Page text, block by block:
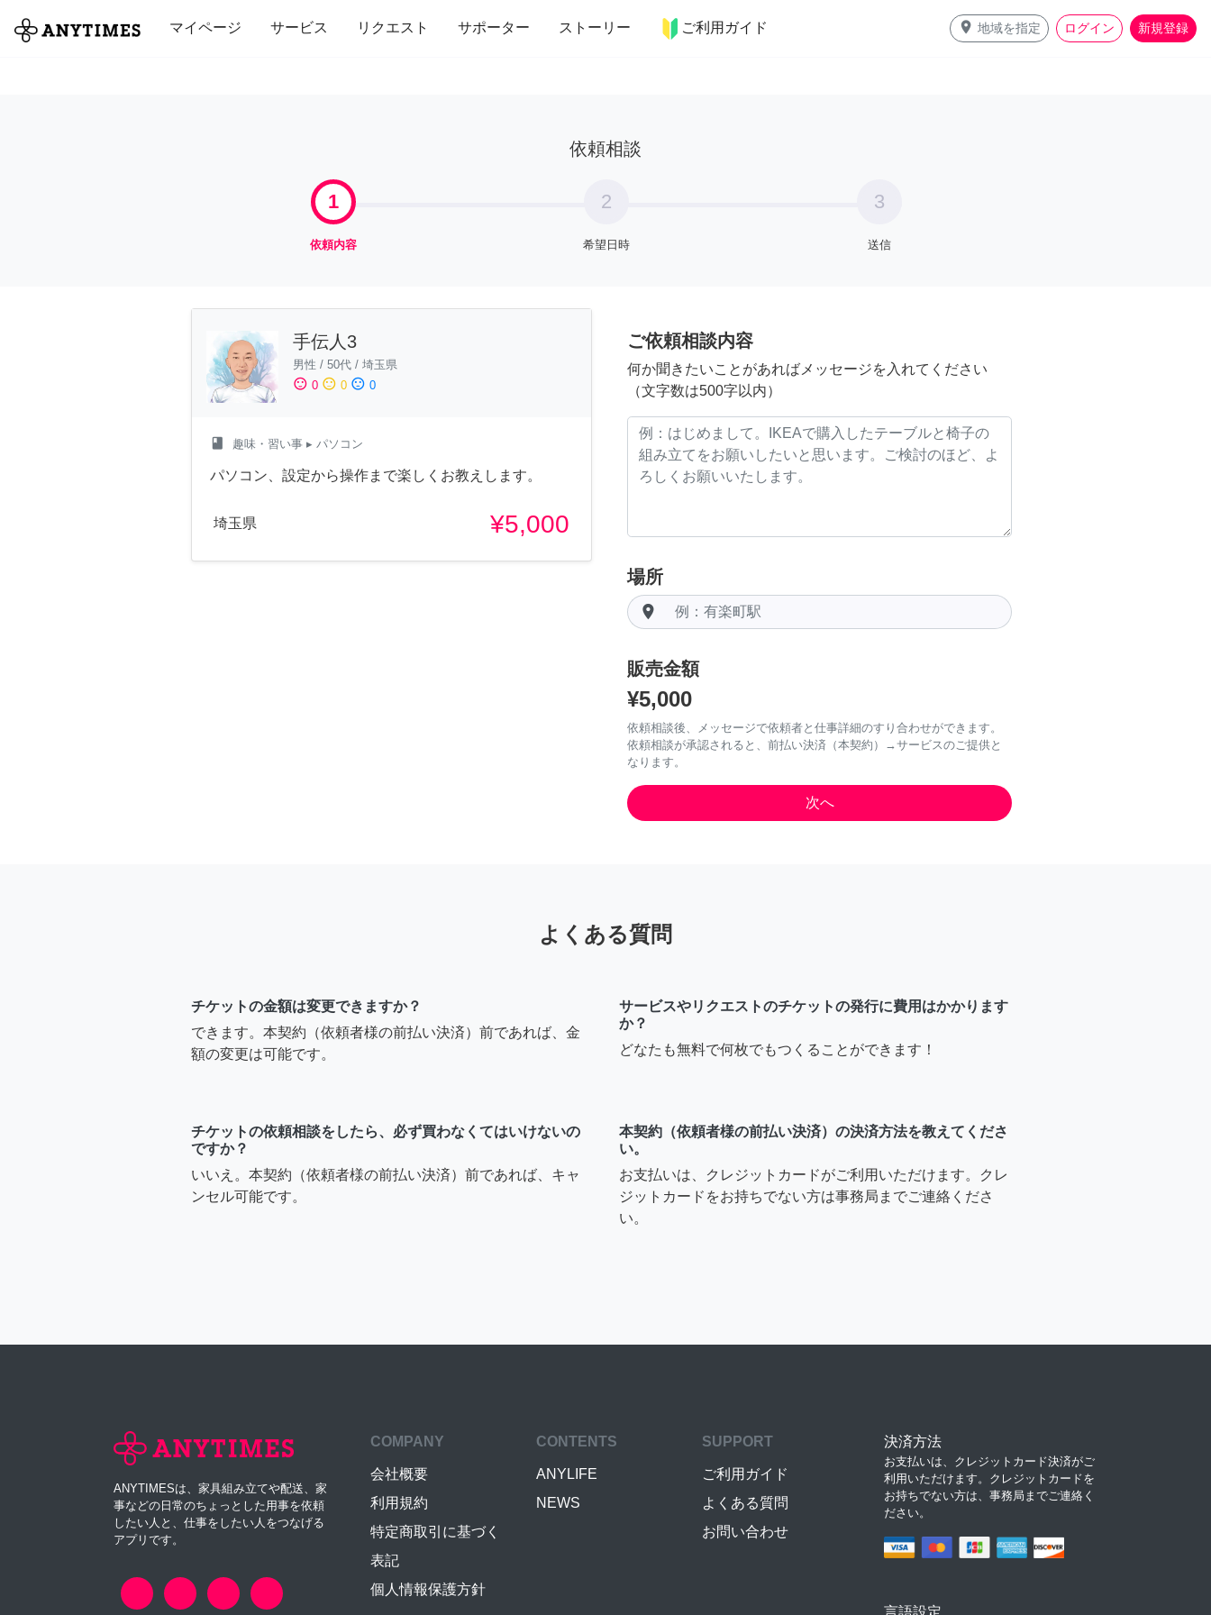
マイページ サービス リクエスト サポーター ストーリー ご利用ガイド place 地域を指定 ログイン 新規登録
全て 修理・組立 家事 引っ越し インテリア 趣味・習い事 ペット 料理
依頼相談
1
依頼内容
2
希望日時
3
送信
手伝人3
男性 / 50代 / 埼玉県
sentiment_satisfied 0 sentiment_neutral 0 sentiment_dissatisfied 0
class 趣味・習い事 ▸ パソコン
パソコン、設定から操作まで楽しくお教えします。
埼玉県 ¥5,000
ご依頼相談内容
何か聞きたいことがあればメッセージを入れてください
（文字数は500字以内）
場所
room
販売金額
¥5,000
依頼相談後、メッセージで依頼者と仕事詳細のすり合わせができます。
依頼相談が承認されると、前払い決済（本契約）→サービスのご提供と
なります。
よくある質問
チケットの金額は変更できますか？
できます。本契約（依頼者様の前払い決済）前であれば、金
額の変更は可能です。
サービスやリクエストのチケットの発行に費用はかかります
か？
どなたも無料で何枚でもつくることができます！
チケットの依頼相談をしたら、必ず買わなくてはいけないの
ですか？
いいえ。本契約（依頼者様の前払い決済）前であれば、キャ
ンセル可能です。
本契約（依頼者様の前払い決済）の決済方法を教えてくださ
い。
お支払いは、クレジットカードがご利用いただけます。クレ
ジットカードをお持ちでない方は事務局までご連絡くださ
い。
ANYTIMESは、家具組み立てや配送、家
事などの日常のちょっとした用事を依頼
したい人と、仕事をしたい人をつなげる
アプリです。
COMPANY
会社概要
利用規約
特定商取引に基づく
表記
個人情報保護方針
CONTENTS
ANYLIFE
NEWS
SUPPORT
ご利用ガイド
よくある質問
お問い合わせ
決済方法
お支払いは、クレジットカード決済がご
利用いただけます。クレジットカードを
お持ちでない方は、事務局までご連絡く
ださい。
言語設定